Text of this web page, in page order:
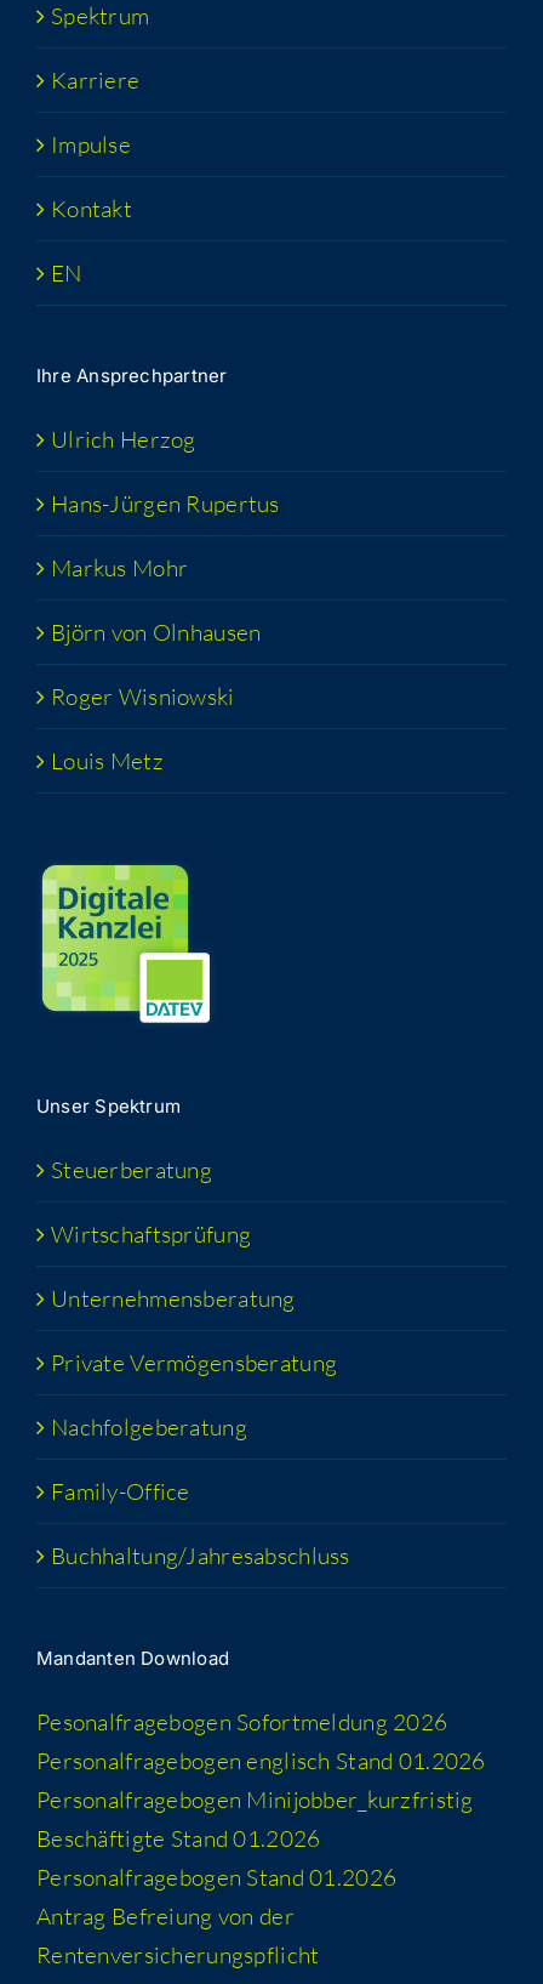
Spek­trum
Kar­rie­re
Impul­se
Kon­takt
EN
Ihre Ansprech­part­ner
Ulrich Her­zog
Hans-Jür­­gen Rupertus
Mar­kus Mohr
Björn von Olnhausen
Roger Wis­niow­ski
Lou­is Metz
Unser Spek­trum
Steu­er­be­ra­tung
Wirt­schafts­prü­fung
Unter­neh­mens­be­ra­tung
Pri­va­te Vermögensberatung
Nach­fol­ge­be­ra­tung
Fami­­ly-Office
Buchhaltung/​​Jahresabschluss
Man­dan­ten Download
Peso­nal­fra­ge­bo­gen Sofort­mel­dung 2026
Per­so­nal­fra­ge­bo­gen eng­lisch Stand 01.2026
Per­so­nal­fra­ge­bo­gen Minijobber_​kurzfristig
Beschäf­tig­te Stand 01.2026
Per­so­nal­fra­ge­bo­gen Stand 01.2026
Antrag Befrei­ung von der
Rentenversicherungspflicht